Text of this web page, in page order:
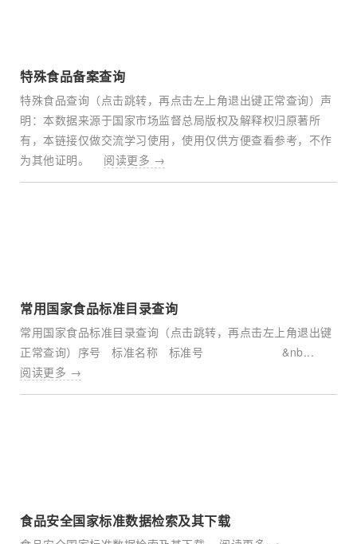
特殊食品备案查询​
特殊食品查询（点击跳转，再点击左上角退出键正常查询）声
明：本数据来源于国家市场监督总局版权及解释权归原著所
有，本链接仅做交流学习使用，使用仅供方便查看参考，不作
为其他证明。 阅读更多 →
常用国家食品标准目录查询
常用国家食品标准目录查询（点击跳转，再点击左上角退出键
正常查询）序号 标准名称 标准号 &nb...
阅读更多 →
食品安全国家标准数据检索及其下载